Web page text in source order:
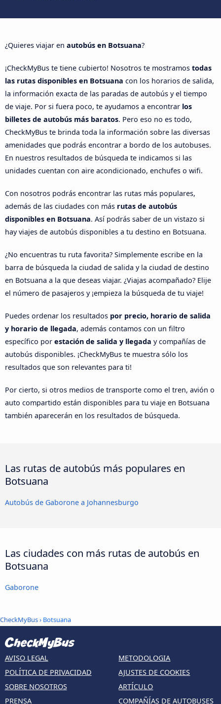
¿Quieres viajar en autobús en Botsuana?
¡CheckMyBus te tiene cubierto! Nosotros te mostramos todas
las rutas disponibles en Botsuana con los horarios de salida,
la información exacta de las paradas de autobús y el tiempo
de viaje. Por si fuera poco, te ayudamos a encontrar los
billetes de autobús más baratos. Pero eso no es todo,
CheckMyBus te brinda toda la información sobre las diversas
amenidades que podrás encontrar a bordo de los autobuses.
En nuestros resultados de búsqueda te indicamos si las
unidades cuentan con aire acondicionado, enchufes o wifi.
Con nosotros podrás encontrar las rutas más populares,
además de las ciudades con más rutas de autobús
disponibles en Botsuana. Así podrás saber de un vistazo si
hay viajes de autobús disponibles a tu destino en Botsuana.
¿No encuentras tu ruta favorita? Simplemente escribe en la
barra de búsqueda la ciudad de salida y la ciudad de destino
en Botsuana a la que deseas viajar. ¿Viajas acompañado? Elije
el número de pasajeros y ¡empieza la búsqueda de tu viaje!
Puedes ordenar los resultados por precio, horario de salida
y horario de llegada, además contamos con un filtro
específico por estación de salida y llegada y compañías de
autobús disponibles. ¡CheckMyBus te muestra sólo los
resultados que son relevantes para ti!
Por cierto, si otros medios de transporte como el tren, avión o
auto compartido están disponibles para tu viaje en Botsuana
también aparecerán en los resultados de búsqueda.
Las rutas de autobús más populares en
Botsuana
Autobús de Gaborone a Johannesburgo
Las ciudades con más rutas de autobús en
Botsuana
Gaborone
CheckMyBus› Botsuana
AVISO LEGAL
POLÍTICA DE PRIVACIDAD
SOBRE NOSOTROS
PRENSA
METODOLOGIA
AJUSTES DE COOKIES
ARTÍCULO
COMPAÑÍAS DE AUTOBUSES